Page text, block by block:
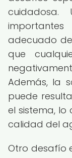
adecuado
que
Además, la
puede
el sistema,
calidad del
Otro desafío